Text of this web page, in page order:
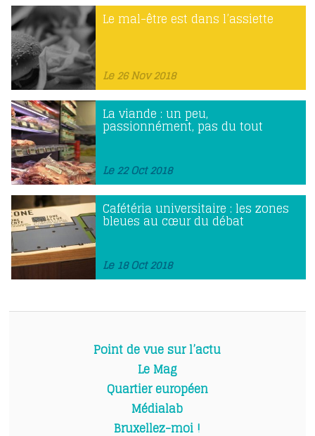
Le mal-être est dans l’assiette
Le 26 Nov 2018
La viande : un peu,
passionnément, pas du tout
Le 22 Oct 2018
Cafétéria universitaire : les zones
bleues au cœur du débat
Le 18 Oct 2018
Point de vue sur l’actu
Le Mag
Quartier européen
Médialab
Bruxellez-moi !